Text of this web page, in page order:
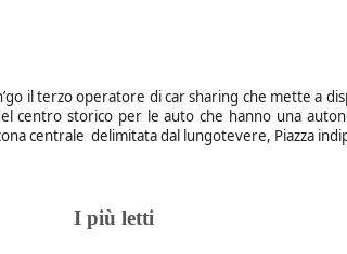
il terzo operatore di car sharing che mette a
centro storico per le auto che hanno una
centrale delimitata dal lungotevere, Piazza
I più letti